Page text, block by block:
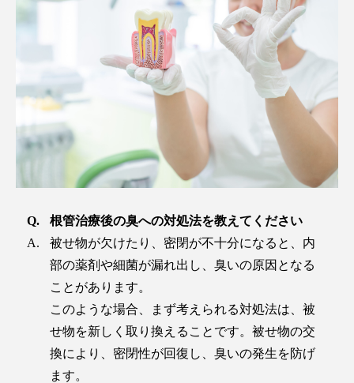
根管治療後の臭への対処法を教えてください
被せ物が欠けたり、密閉が不十分になると、内
部の薬剤や細菌が漏れ出し、臭いの原因となる
ことがあります。
このような場合、まず考えられる対処法は、被
せ物を新しく取り換えることです。被せ物の交
換により、密閉性が回復し、臭いの発生を防げ
ます。